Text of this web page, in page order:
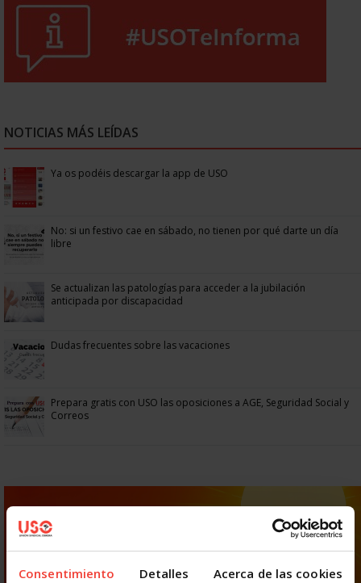
Consentimiento Detalles Acerca de las cookies
NOTICIAS MÁS LEÍDAS
Ya os podéis descargar la app de USO
No: si un festivo cae en sábado, no tienen por qué darte un día
libre
Se actualizan las patologías para acceder a la jubilación
anticipada por discapacidad
Dudas frecuentes sobre las vacaciones
Prepara gratis con USO las oposiciones a AGE, Seguridad Social y
Correos